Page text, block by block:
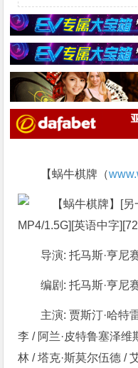
【蜗牛棋牌（
导演: 托马斯·亨尼
编剧: 托马斯·亨尼
主演: 贾斯汀·哈特
李 / 阿兰·皮特鲁塞泽维
林 / 塔克·斯莫尔伍德 /